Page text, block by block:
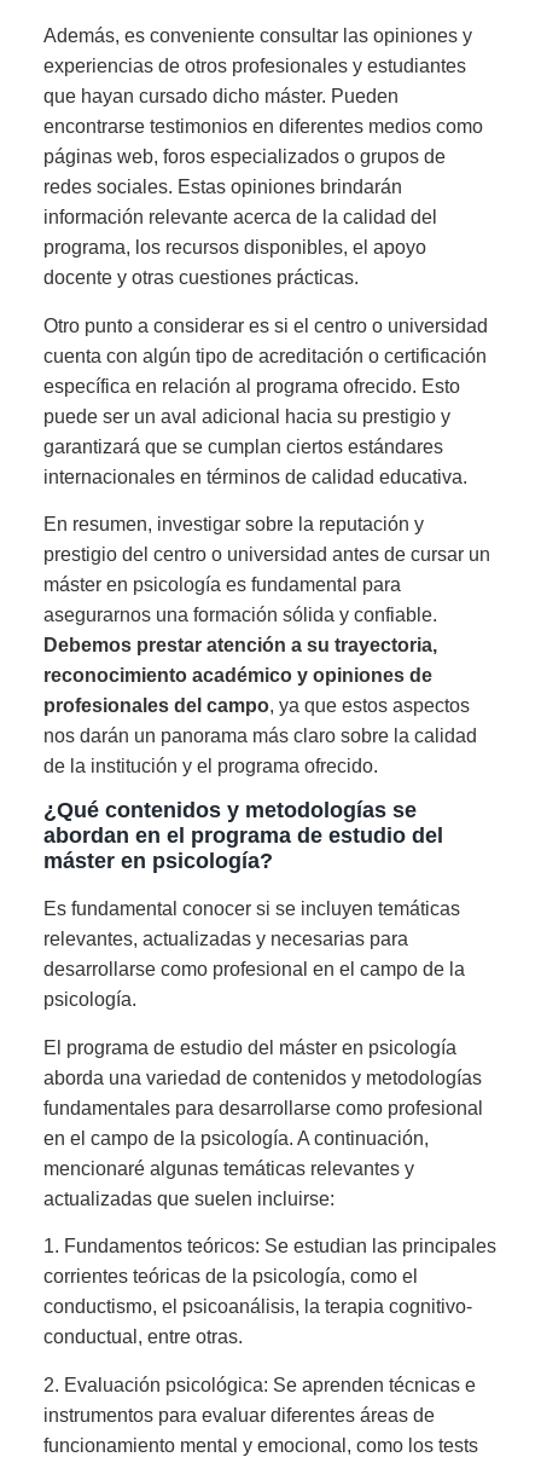
Además, es conveniente consultar las opiniones y
experiencias de otros profesionales y estudiantes
que hayan cursado dicho máster. Pueden
encontrarse testimonios en diferentes medios como
páginas web, foros especializados o grupos de
redes sociales. Estas opiniones brindarán
información relevante acerca de la calidad del
programa, los recursos disponibles, el apoyo
docente y otras cuestiones prácticas.
Otro punto a considerar es si el centro o universidad
cuenta con algún tipo de acreditación o certificación
específica en relación al programa ofrecido. Esto
puede ser un aval adicional hacia su prestigio y
garantizará que se cumplan ciertos estándares
internacionales en términos de calidad educativa.
En resumen, investigar sobre la reputación y
prestigio del centro o universidad antes de cursar un
máster en psicología es fundamental para
asegurarnos una formación sólida y confiable.
Debemos prestar atención a su trayectoria,
reconocimiento académico y opiniones de
profesionales del campo, ya que estos aspectos
nos darán un panorama más claro sobre la calidad
de la institución y el programa ofrecido.
¿Qué contenidos y metodologías se
abordan en el programa de estudio del
máster en psicología?
Es fundamental conocer si se incluyen temáticas
relevantes, actualizadas y necesarias para
desarrollarse como profesional en el campo de la
psicología.
El programa de estudio del máster en psicología
aborda una variedad de contenidos y metodologías
fundamentales para desarrollarse como profesional
en el campo de la psicología. A continuación,
mencionaré algunas temáticas relevantes y
actualizadas que suelen incluirse:
1. Fundamentos teóricos: Se estudian las principales
corrientes teóricas de la psicología, como el
conductismo, el psicoanálisis, la terapia cognitivo-
conductual, entre otras.
2. Evaluación psicológica: Se aprenden técnicas e
instrumentos para evaluar diferentes áreas de
funcionamiento mental y emocional, como los tests